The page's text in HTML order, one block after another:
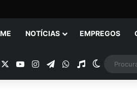
NOTÍCIAS EMPREGOS
YouTubeInstagramTelegramWhatsApp
Rádio Switch